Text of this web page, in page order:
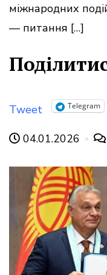
міжнародних
— питання […]
Tweet Telegram
04.01.2026